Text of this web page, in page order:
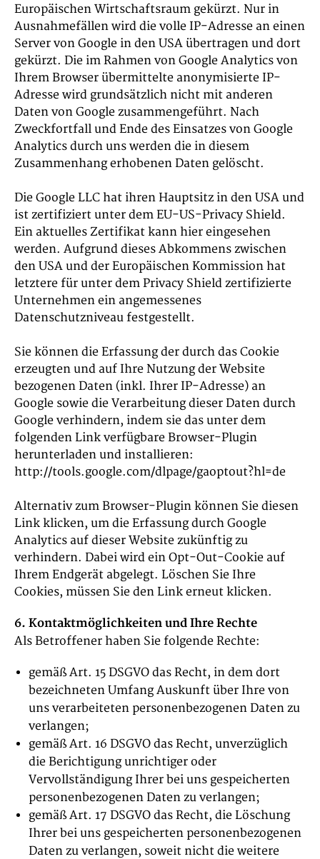
Europäischen Wirtschaftsraum gekürzt. Nur in
Ausnahmefällen wird die volle IP-Adresse an einen
Server von Google in den USA übertragen und dort
gekürzt. Die im Rahmen von Google Analytics von
Ihrem Browser übermittelte anonymisierte IP-
Adresse wird grundsätzlich nicht mit anderen
Daten von Google zusammengeführt. Nach
Zweckfortfall und Ende des Einsatzes von Google
Analytics durch uns werden die in diesem
Zusammenhang erhobenen Daten gelöscht.
Die Google LLC hat ihren Hauptsitz in den USA und
ist zertifiziert unter dem EU-US-Privacy Shield.
Ein aktuelles Zertifikat kann hier eingesehen
werden. Aufgrund dieses Abkommens zwischen
den USA und der Europäischen Kommission hat
letztere für unter dem Privacy Shield zertifizierte
Unternehmen ein angemessenes
Datenschutzniveau festgestellt.
Sie können die Erfassung der durch das Cookie
erzeugten und auf Ihre Nutzung der Website
bezogenen Daten (inkl. Ihrer IP-Adresse) an
Google sowie die Verarbeitung dieser Daten durch
Google verhindern, indem sie das unter dem
folgenden Link verfügbare Browser-Plugin
herunterladen und installieren:
http://tools.google.com/dlpage/gaoptout?hl=de
Alternativ zum Browser-Plugin können Sie diesen
Link klicken, um die Erfassung durch Google
Analytics auf dieser Website zukünftig zu
verhindern. Dabei wird ein Opt-Out-Cookie auf
Ihrem Endgerät abgelegt. Löschen Sie Ihre
Cookies, müssen Sie den Link erneut klicken.
6. Kontaktmöglichkeiten und Ihre Rechte
Als Betroffener haben Sie folgende Rechte:
gemäß Art. 15 DSGVO das Recht, in dem dort
bezeichneten Umfang Auskunft über Ihre von
uns verarbeiteten personenbezogenen Daten zu
verlangen;
gemäß Art. 16 DSGVO das Recht, unverzüglich
die Berichtigung unrichtiger oder
Vervollständigung Ihrer bei uns gespeicherten
personenbezogenen Daten zu verlangen;
gemäß Art. 17 DSGVO das Recht, die Löschung
Ihrer bei uns gespeicherten personenbezogenen
Daten zu verlangen, soweit nicht die weitere